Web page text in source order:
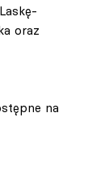
oraz
na